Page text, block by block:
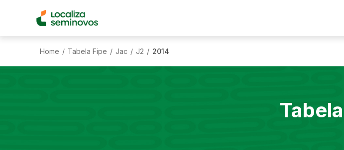
Home / Tabela Fipe / Jac / J2 / 2014